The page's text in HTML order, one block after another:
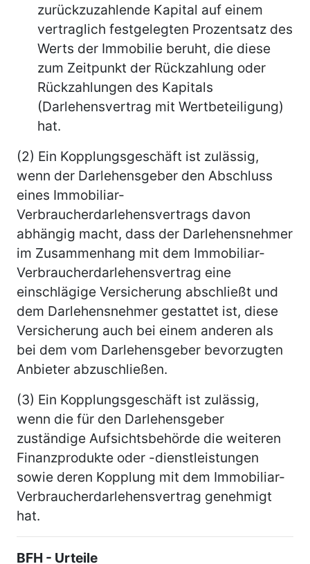
zurückzuzahlende Kapital auf einem
vertraglich festgelegten Prozentsatz des
Werts der Immobilie beruht, die diese
zum Zeitpunkt der Rückzahlung oder
Rückzahlungen des Kapitals
(Darlehensvertrag mit Wertbeteiligung)
hat.
(2) Ein Kopplungsgeschäft ist zulässig,
wenn der Darlehensgeber den Abschluss
eines Immobiliar-
Verbraucherdarlehensvertrags davon
abhängig macht, dass der Darlehensnehmer
im Zusammenhang mit dem Immobiliar-
Verbraucherdarlehensvertrag eine
einschlägige Versicherung abschließt und
dem Darlehensnehmer gestattet ist, diese
Versicherung auch bei einem anderen als
bei dem vom Darlehensgeber bevorzugten
Anbieter abzuschließen.
(3) Ein Kopplungsgeschäft ist zulässig,
wenn die für den Darlehensgeber
zuständige Aufsichtsbehörde die weiteren
Finanzprodukte oder -dienstleistungen
sowie deren Kopplung mit dem Immobiliar-
Verbraucherdarlehensvertrag genehmigt
hat.
BFH - Urteile